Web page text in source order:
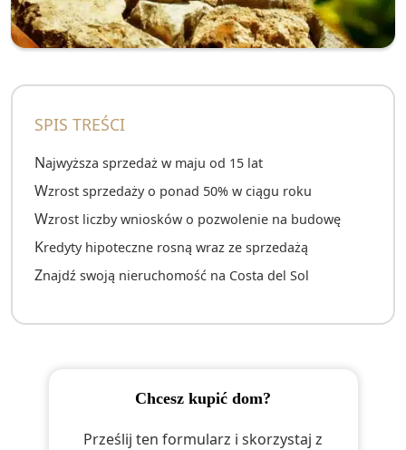
SPIS TREŚCI
Najwyższa sprzedaż w maju od 15 lat
Wzrost sprzedaży o ponad 50% w ciągu roku
Wzrost liczby wniosków o pozwolenie na budowę
Kredyty hipoteczne rosną wraz ze sprzedażą
Znajdź swoją nieruchomość na Costa del Sol
chcesz kupić dom?
Prześlij ten formularz i skorzystaj z